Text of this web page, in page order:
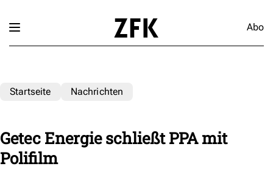
Abo
Startseite Nachrichten
Getec Energie schließt PPA mit
Polifilm